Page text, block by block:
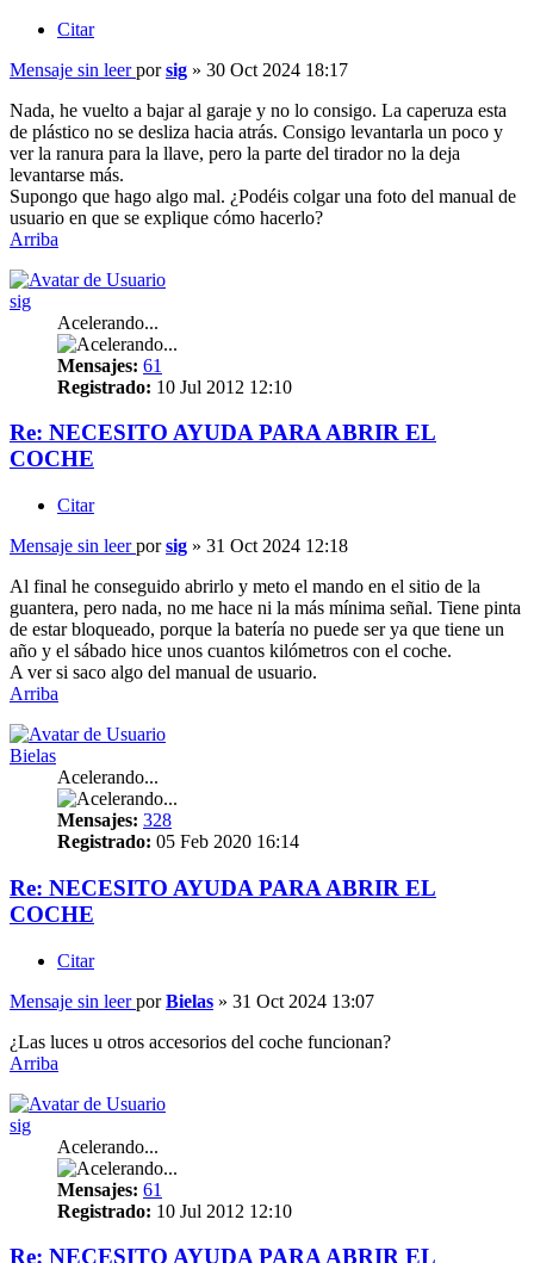
Citar
Mensaje sin leer porsig » 30 Oct 2024 18:17
Nada, he vuelto a bajar al garaje y no lo consigo. La caperuza esta
de plástico no se desliza hacia atrás. Consigo levantarla un poco y
ver la ranura para la llave, pero la parte del tirador no la deja
levantarse más.
Supongo que hago algo mal. ¿Podéis colgar una foto del manual de
usuario en que se explique cómo hacerlo?
Arriba
sig
Acelerando...
Mensajes: 61
Registrado: 10 Jul 2012 12:10
Re: NECESITO AYUDA PARA ABRIR EL
COCHE
Citar
Mensaje sin leer porsig » 31 Oct 2024 12:18
Al final he conseguido abrirlo y meto el mando en el sitio de la
guantera, pero nada, no me hace ni la más mínima señal. Tiene pinta
de estar bloqueado, porque la batería no puede ser ya que tiene un
año y el sábado hice unos cuantos kilómetros con el coche.
A ver si saco algo del manual de usuario.
Arriba
Bielas
Acelerando...
Mensajes: 328
Registrado: 05 Feb 2020 16:14
Re: NECESITO AYUDA PARA ABRIR EL
COCHE
Citar
Mensaje sin leer porBielas » 31 Oct 2024 13:07
¿Las luces u otros accesorios del coche funcionan?
Arriba
sig
Acelerando...
Mensajes: 61
Registrado: 10 Jul 2012 12:10
Re: NECESITO AYUDA PARA ABRIR EL